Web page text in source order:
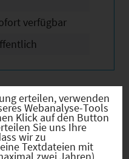
verfügbar
erteilen, verwenden
Webanalyse-Tools
Klick auf den Button
Sie uns Ihre
wir zu
Textdateien mit